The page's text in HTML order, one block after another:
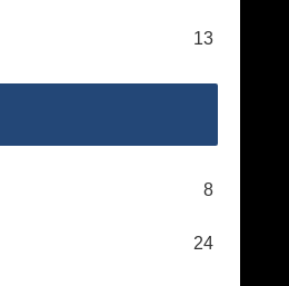
13
8
24